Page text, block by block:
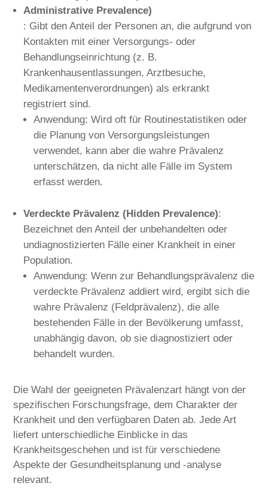
Administrative Prevalence)
: Gibt den Anteil der Personen an, die aufgrund von
Kontakten mit einer Versorgungs- oder
Behandlungseinrichtung (z. B.
Krankenhausentlassungen, Arztbesuche,
Medikamentenverordnungen) als erkrankt
registriert sind.
Anwendung: Wird oft für Routinestatistiken oder
die Planung von Versorgungsleistungen
verwendet, kann aber die wahre Prävalenz
unterschätzen, da nicht alle Fälle im System
erfasst werden.
Verdeckte Prävalenz (Hidden Prevalence):
Bezeichnet den Anteil der unbehandelten oder
undiagnostizierten Fälle einer Krankheit in einer
Population.
Anwendung: Wenn zur Behandlungsprävalenz die
verdeckte Prävalenz addiert wird, ergibt sich die
wahre Prävalenz (Feldprävalenz), die alle
bestehenden Fälle in der Bevölkerung umfasst,
unabhängig davon, ob sie diagnostiziert oder
behandelt wurden.
Die Wahl der geeigneten Prävalenzart hängt von der
spezifischen Forschungsfrage, dem Charakter der
Krankheit und den verfügbaren Daten ab. Jede Art
liefert unterschiedliche Einblicke in das
Krankheitsgeschehen und ist für verschiedene
Aspekte der Gesundheitsplanung und -analyse
relevant.